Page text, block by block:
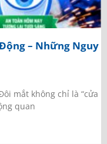
– Những Nguy
mắt không chỉ là “cửa
quan